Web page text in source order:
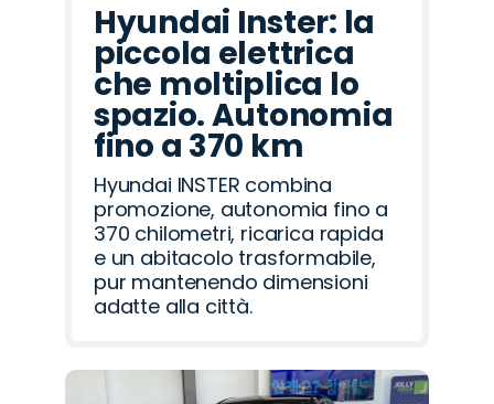
Hyundai Inster: la
piccola elettrica
che moltiplica lo
spazio. Autonomia
fino a 370 km
Hyundai INSTER combina
promozione, autonomia fino a
370 chilometri, ricarica rapida
e un abitacolo trasformabile,
pur mantenendo dimensioni
adatte alla città.